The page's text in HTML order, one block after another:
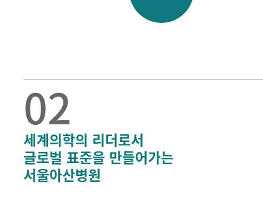
02
세계의학의 리더로서
글로벌 표준을 만들어가는
서울아산병원